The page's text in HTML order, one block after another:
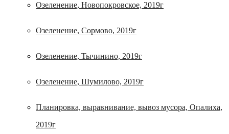
Озеленение, Новопокровское, 2019г
Озеленение, Сормово, 2019г
Озеленение, Тычинино, 2019г
Озеленение, Шумилово, 2019г
Планировка, выравнивание, вывоз мусора, Опалиха,
2019г